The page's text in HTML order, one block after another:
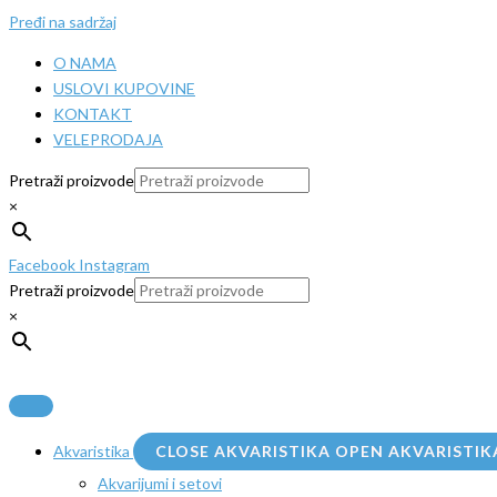
Pređi na sadržaj
O NAMA
USLOVI KUPOVINE
KONTAKT
VELEPRODAJA
Pretraži proizvode
×
Facebook Instagram
Pretraži proizvode
×
Akvaristika CLOSE AKVARISTIKA OPEN
Akvarijumi i setovi